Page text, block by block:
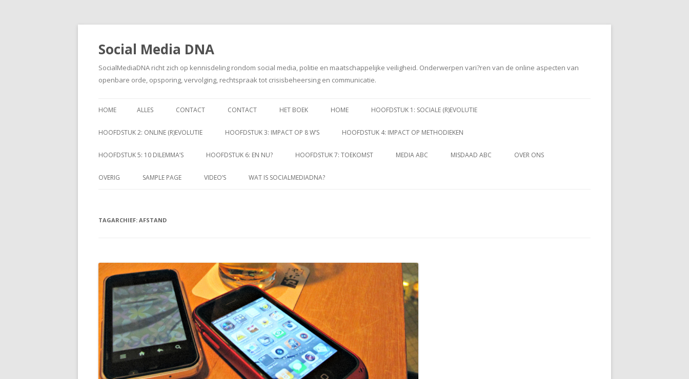
Social Media DNA
SocialMediaDNA richt zich op kennisdeling rondom social media, politie en maatschappelijke veiligheid. Onderwerpen vari?ren van de online aspecten van
openbare orde, opsporing, vervolging, rechtspraak tot crisisbeheersing en communicatie.
naar
HOME ALLES CONTACT CONTACT HET BOEK HOME HOOFDSTUK 1: SOCIALE (R)EVOLUTIE
HOOFDSTUK 2: ONLINE (R)EVOLUTIE HOOFDSTUK 3: IMPACT OP 8 W’S HOOFDSTUK 4: IMPACT OP METHODIEKEN
HOOFDSTUK 5: 10 DILEMMA’S HOOFDSTUK 6: EN NU? HOOFDSTUK 7: TOEKOMST MEDIA ABC MISDAAD ABC OVER ONS
OVERIG SAMPLE PAGE VIDEO’S WAT IS SOCIALMEDIADNA?
TAGARCHIEF: AFSTAND